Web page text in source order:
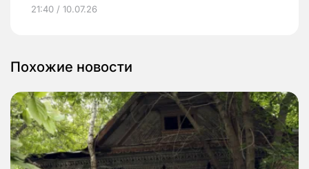
21:40 / 10.07.26
Похожие новости